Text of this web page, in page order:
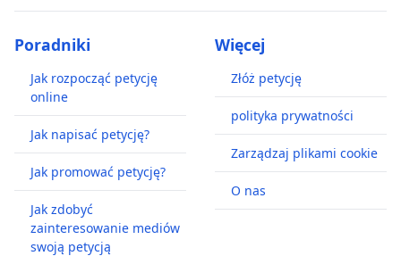
Poradniki
Jak rozpocząć petycję
online
Jak napisać petycję?
Jak promować petycję?
Jak zdobyć
zainteresowanie mediów
swoją petycją
Więcej
Złóż petycję
polityka prywatności
Zarządzaj plikami cookie
O nas